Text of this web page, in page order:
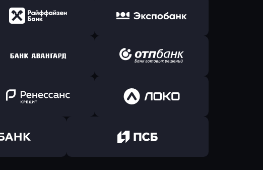
Оправить заявку
в АТБ Банк
в ВТБ
в Райффайзен Банк
Оправить заявку
в Экспобанк
Оправить заявку
в Банк Авангард
Оправить заявку
в ОТП БАНК
Оправить заявку
в Ренессанс Банк
Оправить заявку
в Локо-Банк